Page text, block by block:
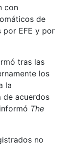
con
de
por EFE y por
tras las
los
la
de acuerdos
The
no